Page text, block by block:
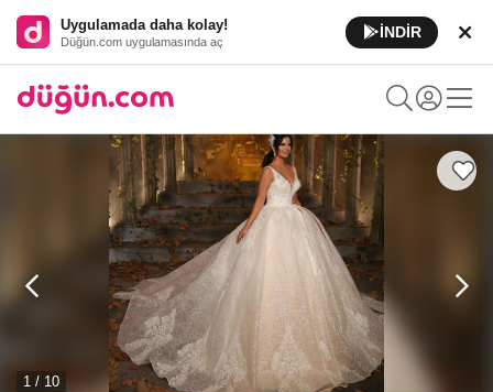
Uygulamada daha kolay!
Düğün.com uygulamasında aç
İNDİR
1 / 10